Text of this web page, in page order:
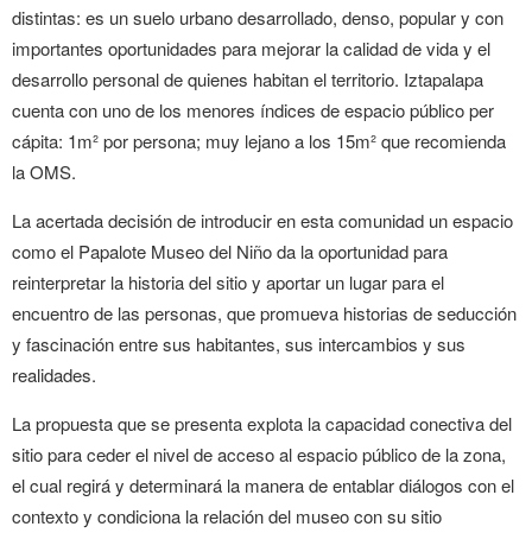
CONSEJO HONORÍFICO
distintas: es un suelo urbano desarrollado, denso, popular y con
importantes oportunidades para mejorar la calidad de vida y el
desarrollo personal de quienes habitan el territorio. Iztapalapa
cuenta con uno de los menores índices de espacio público per
cápita: 1m² por persona; muy lejano a los 15m² que recomienda
la OMS.
La acertada decisión de introducir en esta comunidad un espacio
como el Papalote Museo del Niño da la oportunidad para
reinterpretar la historia del sitio y aportar un lugar para el
encuentro de las personas, que promueva historias de seducción
y fascinación entre sus habitantes, sus intercambios y sus
realidades.
La propuesta que se presenta explota la capacidad conectiva del
sitio para ceder el nivel de acceso al espacio público de la zona,
el cual regirá y determinará la manera de entablar diálogos con el
contexto y condiciona la relación del museo con su sitio